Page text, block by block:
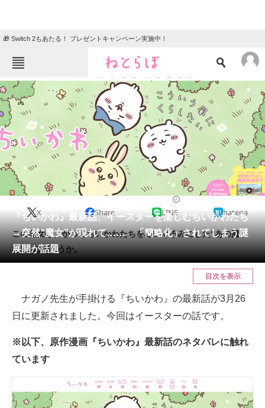
🎁 Switch 2もあたる！ プレゼントキャンペーン実施中！
ねとらぼメニュー
TOP ニュース
エンタメ クイズ
グルメ 地域
住まい 教育・育児
動物 リサーチ
会員記事
メディア
注目記事を集めた総合ページ
スマホと通信の最新トレンド
進化するPCとデバイスの未来
ビジネスと働き方のヒント
『ちいかわ』最新話、イースターを楽しむちいかわたち
→突然“魔女”が現れて…… 「簡略化」されてしまう謎
展開が話題
X Share LINE hatena
この魔女は、かつてちいかわたちをぬいぐるみにした“あの魔
女”なのだろうか。
目次を表示
ナガノ先生が手掛ける『ちいかわ』の最新話が3月26
日に更新されました。今回はイースターの話です。
※以下、原作漫画『ちいかわ』最新話のネタバレに触れ
ています